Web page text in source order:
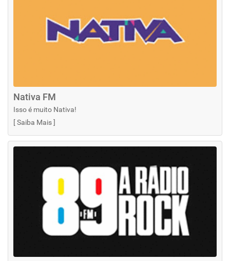
Nativa FM
Isso é muito Nativa!
[Saiba Mais]